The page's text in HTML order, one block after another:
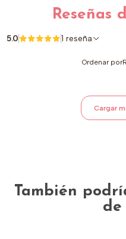
Reseñas
5.0 1 reseña
Ordenar por
Cargar
También
de